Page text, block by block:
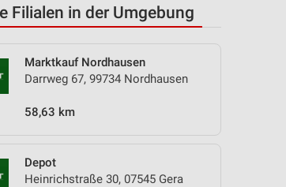
Filialen in der Umgebung
Marktkauf Nordhausen
Darrweg 67, 99734 Nordhausen
58,63 km
Depot
Heinrichstraße 30, 07545 Gera